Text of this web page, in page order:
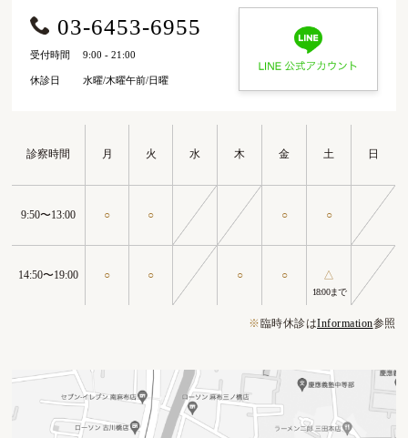
診察時間 月 火 水 木 金 土 日
9:50〜13:00 ○ ○ ○ ○
14:50〜19:00 ○ ○ ○ ○ △
18:00まで
※臨時休診はInformation参照
03-6453-6955
受付時間 9:00 - 21:00
休診日 水曜/木曜午前/日曜